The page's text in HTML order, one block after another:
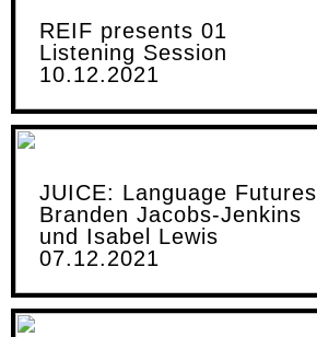
REIF presents 01
Listening Session
10.12.2021
JUICE: Language Futures
Branden Jacobs-Jenkins
und Isabel Lewis
07.12.2021